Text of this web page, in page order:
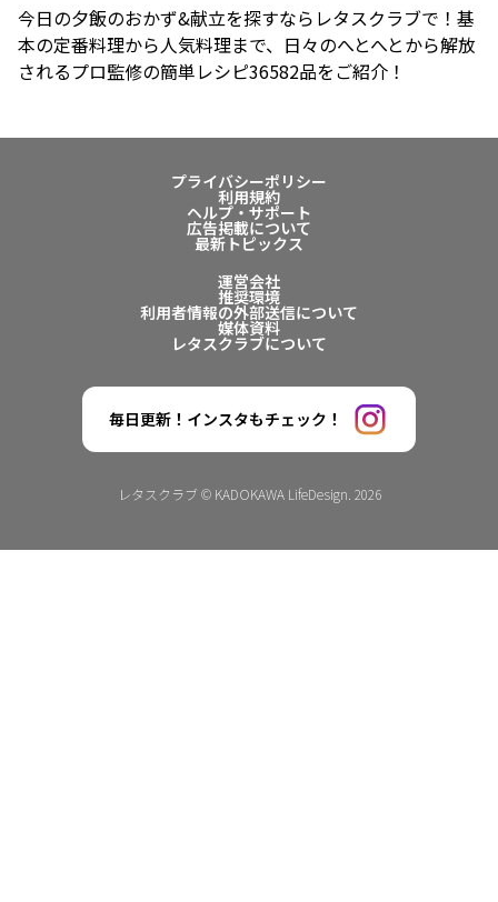
今日の夕飯のおかず&献立を探すならレタスクラブで！基
本の定番料理から人気料理まで、日々のへとへとから解放
されるプロ監修の簡単レシピ36582品をご紹介！
プライバシーポリシー
利用規約
ヘルプ・サポート
広告掲載について
最新トピックス
運営会社
推奨環境
利用者情報の外部送信について
媒体資料
レタスクラブについて
毎日更新！インスタもチェック！
レタスクラブ © KADOKAWA LifeDesign. 2026